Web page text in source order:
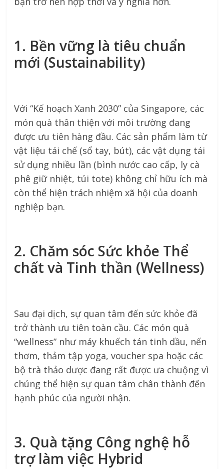
1. Bền vững là tiêu chuẩn
mới (Sustainability)
Với “Kế hoạch Xanh 2030” của Singapore, các
món quà thân thiện với môi trường đang
được ưu tiên hàng đầu. Các sản phẩm làm từ
vật liệu tái chế (sổ tay, bút), các vật dụng tái
sử dụng nhiều lần (bình nước cao cấp, ly cà
phê giữ nhiệt, túi tote) không chỉ hữu ích mà
còn thể hiện trách nhiệm xã hội của doanh
nghiệp bạn.
2. Chăm sóc Sức khỏe Thể
chất và Tinh thần (Wellness)
Sau đại dịch, sự quan tâm đến sức khỏe đã
trở thành ưu tiên toàn cầu. Các món quà
“wellness” như máy khuếch tán tinh dầu, nến
thơm, thảm tập yoga, voucher spa hoặc các
bộ trà thảo dược đang rất được ưa chuộng vì
chúng thể hiện sự quan tâm chân thành đến
hạnh phúc của người nhận.
3. Quà tặng Công nghệ hỗ
trợ làm việc Hybrid